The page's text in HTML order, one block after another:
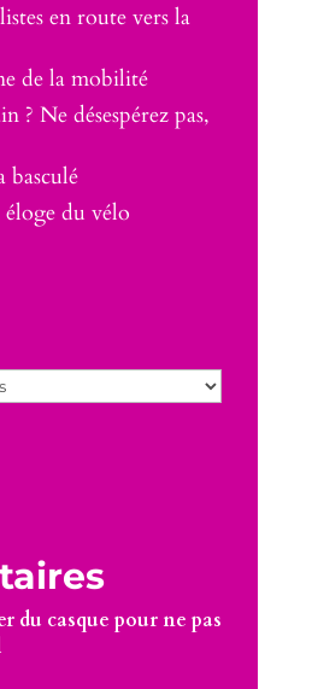
en route vers la
de la mobilité
? Ne désespérez pas,
basculé
du vélo
du casque pour ne pas